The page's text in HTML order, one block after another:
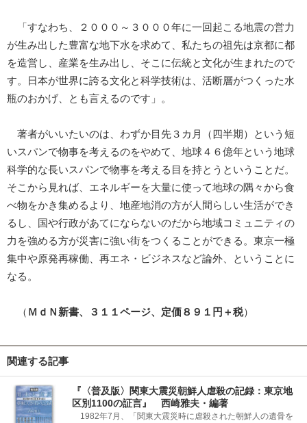
「すなわち、２０００～３０００年に一回起こる地震の営力
が生み出した豊富な地下水を求めて、私たちの祖先は京都に都
を造営し、産業を生み出し、そこに伝統と文化が生まれたので
す。日本が世界に誇る文化と科学技術は、活断層がつくった水
瓶のおかげ、とも言えるのです」。
著者がいいたいのは、わずか目先３カ月（四半期）という短
いスパンで物事を考えるのをやめて、地球４６億年という地球
科学的な長いスパンで物事を考える目を持とうということだ。
そこから見れば、エネルギーを大量に使って地球の隅々から食
べ物をかき集めるより、地産地消の方が人間らしい生活ができ
るし、国や行政があてにならないのだから地域コミュニティの
力を強める方が災害に強い街をつくることができる。東京一極
集中や原発再稼働、再エネ・ビジネスなど論外、ということに
なる。
（ ＭｄＮ新書、３１１ページ、定価８９１円＋税）
関連する記事
『〈普及版〉関東大震災朝鮮人虐殺の記録：東京地
区別1100の証言』 西崎雅夫・編著
1982年7月、「関東大震災時に虐殺された朝鮮人の遺骨を